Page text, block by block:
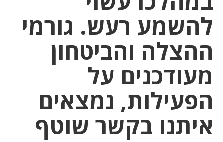
להשמע רעש. גורמי
ההצלה והביטחון
מעודכנים על
הפעילות, נמצאים
איתנו בקשר שוטף